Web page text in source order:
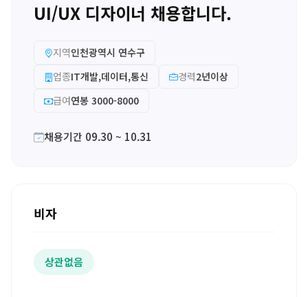
UI/UX 디자이너 채용합니다.
지역인천광역시 연수구
업종IT개발,데이터,통신 경력2년이상
급여연봉 3000-8000
채용기간 09.30 ~ 10.31
비자
상관없음